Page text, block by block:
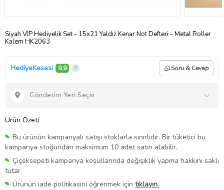
Siyah VIP Hediyelik Set - 15x21 Yaldız Kenar Not Defteri - Metal Roller
Kalem HK2063
HediyeKesesi 9,9 Soru & Cevap
Gönderim Yeri Seçin
Ürün Özeti
Bu ürünün kampanyalı satışı stoklarla sınırlıdır. Bir tüketici bu
kampanya stoğundan maksimum 10 adet satın alabilir.
Çiçeksepeti kampanya koşullarında değişiklik yapma hakkını saklı
tutar.
Ürünün iade politikasını öğrenmek için tıklayın.